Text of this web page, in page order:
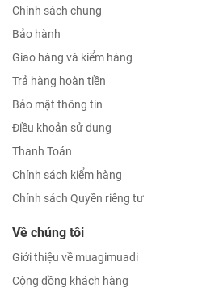
Chính sách chung
Bảo hành
Giao hàng và kiểm hàng
Trả hàng hoàn tiền
Bảo mật thông tin
Điều khoản sử dụng
Thanh Toán
Chính sách kiểm hàng
Chính sách Quyền riêng tư
Về chúng tôi
Giới thiệu về muagimuadi
Cộng đồng khách hàng